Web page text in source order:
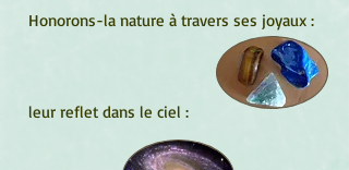
Honorons-la nature à travers ses joyaux :
leur reflet dans le ciel :